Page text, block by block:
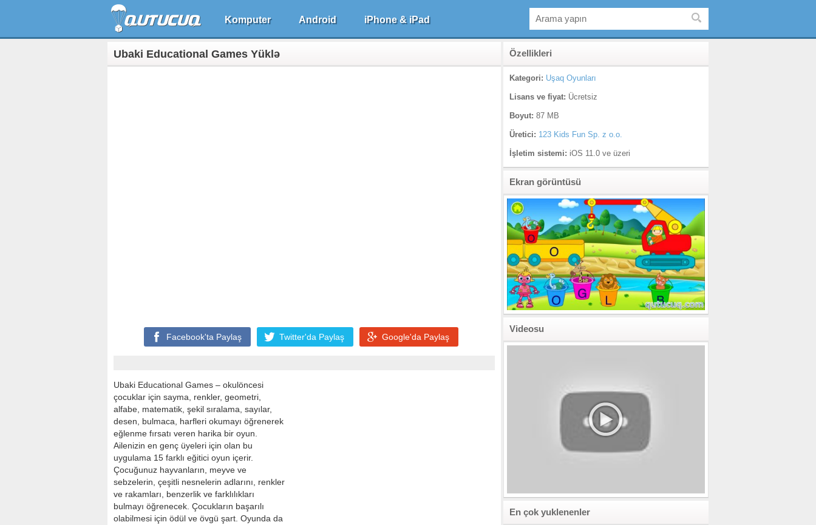
Komputer Android iPhone & iPad
Ubaki Educational Games Yüklə
Facebook'ta Paylaş Twitter'da Paylaş Google'da Paylaş
Ubaki Educational Games – okulöncesi
çocuklar için sayma, renkler, geometri,
alfabe, matematik, şekil sıralama, sayılar,
desen, bulmaca, harfleri okumayı öğrenerek
eğlenme fırsatı veren harika bir oyun.
Ailenizin en genç üyeleri için olan bu
uygulama 15 farklı eğitici oyun içerir.
Çocuğunuz hayvanların, meyve ve
sebzelerin, çeşitli nesnelerin adlarını, renkler
ve rakamları, benzerlik ve farklılıkları
bulmayı öğrenecek. Çocukların başarılı
olabilmesi için ödül ve övgü şart. Oyunda da
Özellikleri
Kategori: Uşaq Oyunları
Lisans ve fiyat: Ücretsiz
Boyut: 87 MB
Üretici: 123 Kids Fun Sp. z o.o.
İşletim sistemi: iOS 11.0 ve üzeri
Ekran görüntüsü
Videosu
En çok yuklenenler